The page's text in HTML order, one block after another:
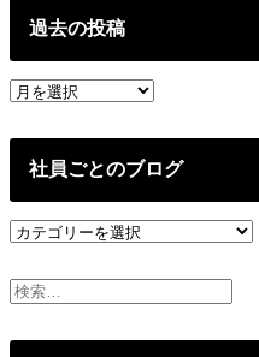
過去の投稿
過
の
社員ごとのブログ
社
ご
と